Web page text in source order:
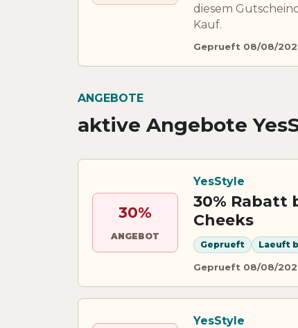
diesem
Kauf.
Geprueft 08/08/
ANGEBOTE
aktive Angebote
30%
ANGEBOT
YesStyle
30% Rabatt
Cheeks
Geprueft Laeuft
Geprueft 08/08/
YesStyle